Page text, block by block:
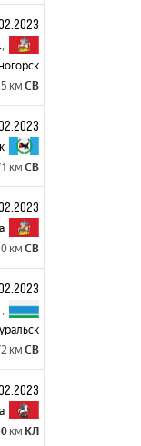
,
км СВ
км СВ
км СВ
,
км СВ
км КЛ